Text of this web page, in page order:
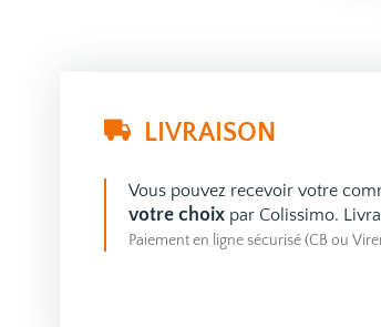
LIVRAISON
Vous pouvez recevoir votre
votre choixpar Colissimo.
Paiement en ligne sécurisé (CB ou